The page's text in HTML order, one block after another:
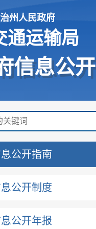
州人民政府
通运输局
信息公开
公开指南
公开制度
公开年报